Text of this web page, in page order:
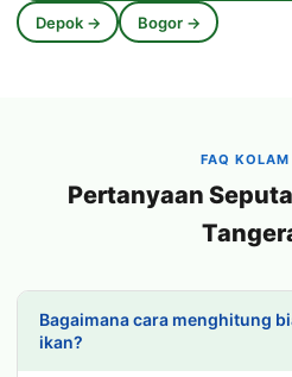
Depok → Bogor →
FAQ
Pertanyaan
Bagaimana cara menghitung
ikan?